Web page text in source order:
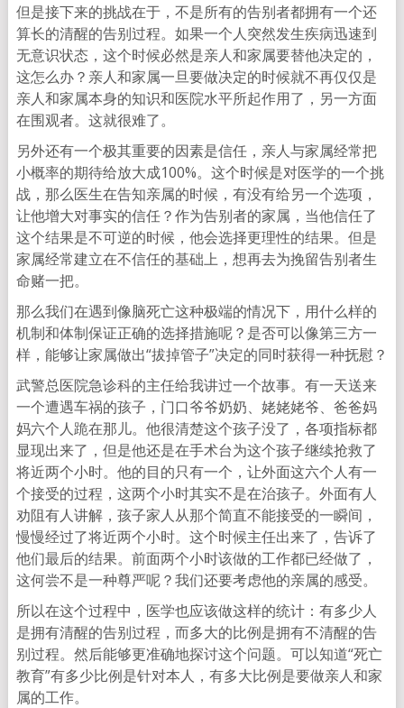
但是接下来的挑战在于，不是所有的告别者都拥有一个还
算长的清醒的告别过程。如果一个人突然发生疾病迅速到
无意识状态，这个时候必然是亲人和家属要替他决定的，
这怎么办？亲人和家属一旦要做决定的时候就不再仅仅是
亲人和家属本身的知识和医院水平所起作用了，另一方面
在围观者。这就很难了。
另外还有一个极其重要的因素是信任，亲人与家属经常把
小概率的期待给放大成100%。这个时候是对医学的一个挑
战，那么医生在告知亲属的时候，有没有给另一个选项，
让他增大对事实的信任？作为告别者的家属，当他信任了
这个结果是不可逆的时候，他会选择更理性的结果。但是
家属经常建立在不信任的基础上，想再去为挽留告别者生
命赌一把。
那么我们在遇到像脑死亡这种极端的情况下，用什么样的
机制和体制保证正确的选择措施呢？是否可以像第三方一
样，能够让家属做出“拔掉管子”决定的同时获得一种抚慰？
武警总医院急诊科的主任给我讲过一个故事。有一天送来
一个遭遇车祸的孩子，门口爷爷奶奶、姥姥姥爷、爸爸妈
妈六个人跪在那儿。他很清楚这个孩子没了，各项指标都
显现出来了，但是他还是在手术台为这个孩子继续抢救了
将近两个小时。他的目的只有一个，让外面这六个人有一
个接受的过程，这两个小时其实不是在治孩子。外面有人
劝阻有人讲解，孩子家人从那个简直不能接受的一瞬间，
慢慢经过了将近两个小时。这个时候主任出来了，告诉了
他们最后的结果。前面两个小时该做的工作都已经做了，
这何尝不是一种尊严呢？我们还要考虑他的亲属的感受。
所以在这个过程中，医学也应该做这样的统计：有多少人
是拥有清醒的告别过程，而多大的比例是拥有不清醒的告
别过程。然后能够更准确地探讨这个问题。可以知道“死亡
教育”有多少比例是针对本人，有多大比例是要做亲人和家
属的工作。